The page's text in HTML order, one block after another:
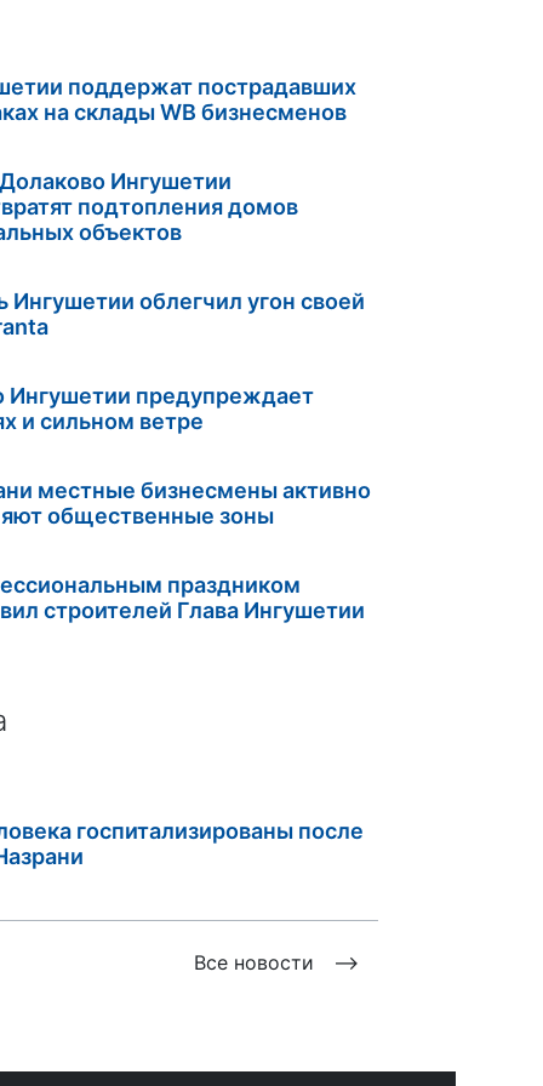
поддержат пострадавших
на склады WB бизнесменов
Ингушетии
подтопления домов
объектов
Ингушетии облегчил угон своей
предупреждает
и сильном ветре
местные бизнесмены активно
общественные зоны
праздником
строителей Глава Ингушетии
госпитализированы после
Все новости